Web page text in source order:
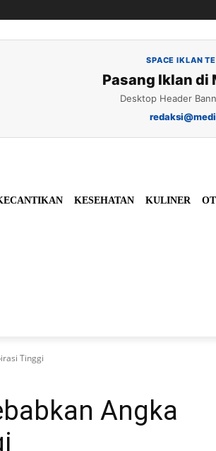
SPACE IKLAN
Pasang Iklan di
Desktop Header
KESEHATAN KULINER
Tinggi
Angka